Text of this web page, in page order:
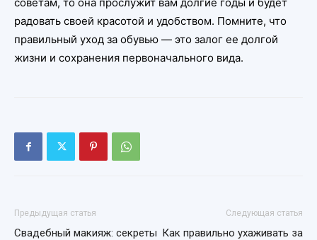
радовать своей красотой и удобством. Помните, что
правильный уход за обувью — это залог ее долгой
жизни и сохранения первоначального вида.
Предыдущая статья
Свадебный макияж: секреты
Следующая статья
Как правильно ухаживать за